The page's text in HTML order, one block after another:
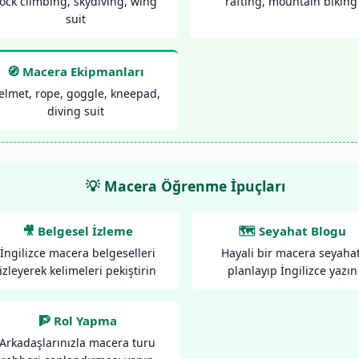
suit
🧭 Macera Ekipmanları
rope, goggle, kneepad,
diving suit
💡 Macera Öğrenme İpuçları
🎥 Belgesel İzleme
İngilizce macera belgeselleri
kelimeleri pekiştirin
🗺️ Seyahat Blogu
Hayali bir macera
planlayıp İngilizce yazın
🧗 Rol Yapma
Arkadaşlarınızla macera turu